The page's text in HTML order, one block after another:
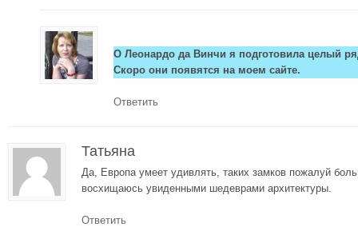
О Леонардо да Винчи я подготовила целый
Скоро они появятся на моем сайте.
Ответить
Татьяна
Да, Европа умеет удивлять, таких замков пожалуй
восхищаюсь увиденными шедеврами архитектуры.
Ответить